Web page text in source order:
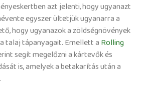
azt jelenti, hogy ugyanazt
egyszer ültetjük ugyanarra a
hogy ugyanazok a zöldségnövények
talaj tápanyagait. Emellett a Rolling
segít megelőzni a kártevők és
is, amelyek a betakarítás után a